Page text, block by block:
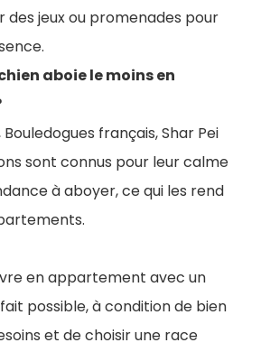
des jeux ou promenades pour
aboie le moins en
français, Shar Pei
sont connus pour leur calme
à aboyer, ce qui les rend
en appartement avec un
possible, à condition de bien
et de choisir une race